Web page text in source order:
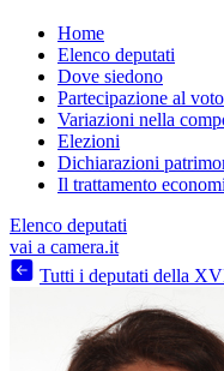
Home
Elenco deputati
Dove siedono
Partecipazione al voto
Variazioni nella
Elezioni
Dichiarazioni
Il trattamento
Elenco deputati
vai a camera.it
Tutti i deputati della